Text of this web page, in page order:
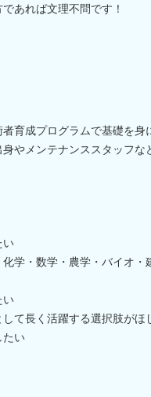
あれば文理不問です！
育成プログラムで基礎を身
やメンテナンススタッフな
い
学・数学・農学・バイオ・
い
て長く活躍する選択肢がほ
たい